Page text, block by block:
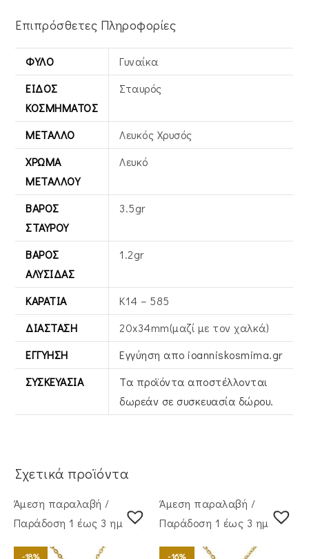
Επιπρόσθετες Πληροφορίες
ΦΎΛΟ
Γυναίκα
ΕΊΔΟΣ
ΚΟΣΜΉΜΑΤΟΣ
Σταυρός
ΜΈΤΑΛΛΟ
Λευκός Xρυσός
ΧΡΏΜΑ
ΜΕΤΆΛΛΟΥ
Λευκό
ΒΆΡΟΣ
ΣΤΑΥΡΟΎ
3.5gr
ΒΆΡΟΣ
ΑΛΥΣΊΔΑΣ
1.2gr
ΚΑΡΆΤΙΑ
Κ14 – 585
ΔΙΆΣΤΑΣΗ
20x34mm(μαζί με τον χαλκά)
ΕΓΓΎΗΣΗ
Εγγύηση απο ioanniskosmima.gr
ΣΥΣΚΕΥΑΣΊΑ
Τα προϊόντα αποστέλλονται
δωρεάν σε συσκευασία δώρου.
Σχετικά προϊόντα
Άμεση παραλαβή /
Παράδoση 1 έως 3 ημέρες
-18%
Άμεση παραλαβή /
Παράδoση 1 έως 3 ημέρες
-16%